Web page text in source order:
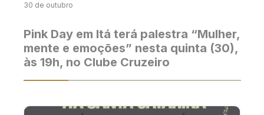
30 de outubro
Pink Day em Itá terá palestra “Mulher,
mente e emoções” nesta quinta (30),
às 19h, no Clube Cruzeiro